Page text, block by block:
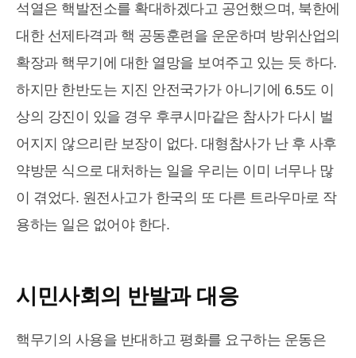
석열은 핵발전소를 확대하겠다고 공언했으며, 북한에
대한 선제타격과 핵 공동훈련을 운운하며 방위산업의
확장과 핵무기에 대한 열망을 보여주고 있는 듯 하다.
하지만 한반도는 지진 안전국가가 아니기에 6.5도 이
상의 강진이 있을 경우 후쿠시마같은 참사가 다시 벌
어지지 않으리란 보장이 없다. 대형참사가 난 후 사후
약방문 식으로 대처하는 일을 우리는 이미 너무나 많
이 겪었다. 원전사고가 한국의 또 다른 트라우마로 작
용하는 일은 없어야 한다.
시민사회의 반발과 대응
핵무기의 사용을 반대하고 평화를 요구하는 운동은